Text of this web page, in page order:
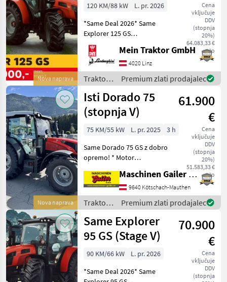
Nova naprava
Cena
vključuje
DDV
(stopnja
20%)
64.083,33 €
neto
120 KM/88 kW
L. pr. 2026
*Same Deal 2026* Same
Explorer 125 GS
GRUNDAUSSTATTUNG: -
FARMotion Stage 5 Motor -
Nennleistung: 120 PS - 4
Zylinder - Hubraum: 3849
cm³ - 3 Zusatzsteuerger
Mein Traktor GmbH
4020 Linz
Traktor /
Same
Premium zlati prodajalec
Nova naprava
Isti Dorado 75
(stopnja V)
61.900
€
Cena
vključuje
DDV
(stopnja
20%)
51.583,33 €
neto
75 KM/55 kW L. pr. 2025
3 h
Same Dorado 75 GS z dobro
opremo! * Motor
stopnja V, sistem Common
Rail * BREZ ADBLUE * 4-
valjni motor s prostornino
3859 cm³ in turbino *
Maschinen Gailer GmbH
9640 Kötschach-Mauthen
Traktor /
Same
Premium zlati prodajalec
Same Explorer
95 GS (Stage V)
70.900
€
Cena
vključuje
DDV
(stopnja
90 KM/66 kW
L. pr. 2026
*Same Deal 2026* Same